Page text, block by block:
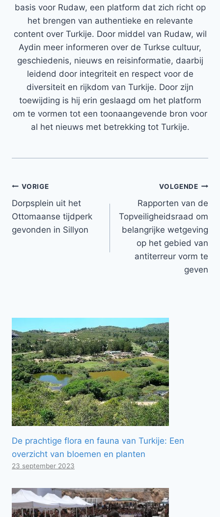
basis voor Rudaw, een platform dat zich richt op
het brengen van authentieke en relevante
content over Turkije. Door middel van Rudaw, wil
Aydin meer informeren over de Turkse cultuur,
geschiedenis, nieuws en reisinformatie, daarbij
leidend door integriteit en respect voor de
diversiteit en rijkdom van Turkije. Door zijn
toewijding is hij erin geslaagd om het platform
om te vormen tot een toonaangevende bron voor
al het nieuws met betrekking tot Turkije.
Bericht
navigatie
VORIGE
Dorpsplein uit het
Ottomaanse tijdperk
gevonden in Sillyon
VOLGENDE
Rapporten van de
Topveiligheidsraad om
belangrijke wetgeving
op het gebied van
antiterreur vorm te
geven
De prachtige flora en fauna van Turkije: Een
overzicht van bloemen en planten
23 september 2023